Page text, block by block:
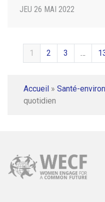
JEU 26 MAI 2022
1 2 3 …
Accueil » Santé-
quotidien